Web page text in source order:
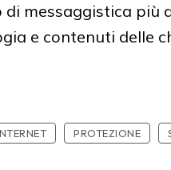
messaggistica più
e contenuti delle
PROTEZIONE